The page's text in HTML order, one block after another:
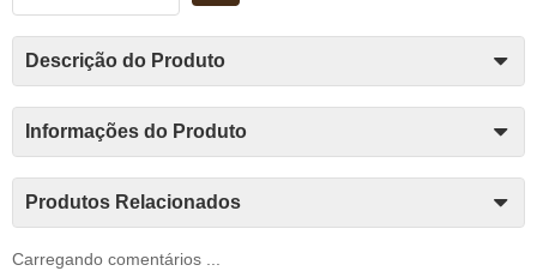
Descrição do Produto
Informações do Produto
Produtos Relacionados
Carregando comentários ...